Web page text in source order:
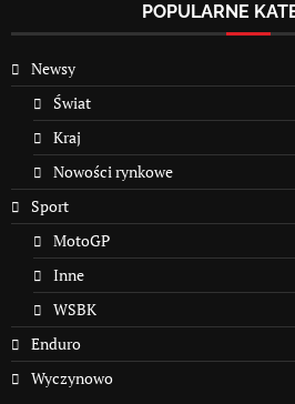
POPULARNE
Newsy
Świat
Kraj
Nowości rynkowe
Sport
MotoGP
Inne
WSBK
Enduro
Wyczynowo